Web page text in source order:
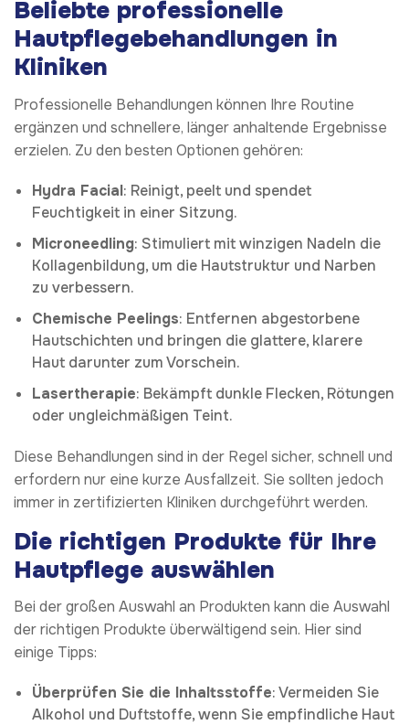
Beliebte professionelle
Hautpflegebehandlungen in
Kliniken
Professionelle Behandlungen können Ihre Routine
ergänzen und schnellere, länger anhaltende Ergebnisse
erzielen. Zu den besten Optionen gehören:
Hydra Facial: Reinigt, peelt und spendet
Feuchtigkeit in einer Sitzung.
Microneedling: Stimuliert mit winzigen Nadeln die
Kollagenbildung, um die Hautstruktur und Narben
zu verbessern.
Chemische Peelings: Entfernen abgestorbene
Hautschichten und bringen die glattere, klarere
Haut darunter zum Vorschein.
Lasertherapie: Bekämpft dunkle Flecken, Rötungen
oder ungleichmäßigen Teint.
Diese Behandlungen sind in der Regel sicher, schnell und
erfordern nur eine kurze Ausfallzeit. Sie sollten jedoch
immer in zertifizierten Kliniken durchgeführt werden.
Die richtigen Produkte für Ihre
Hautpflege auswählen
Bei der großen Auswahl an Produkten kann die Auswahl
der richtigen Produkte überwältigend sein. Hier sind
einige Tipps:
Überprüfen Sie die Inhaltsstoffe: Vermeiden Sie
Alkohol und Duftstoffe, wenn Sie empfindliche Haut